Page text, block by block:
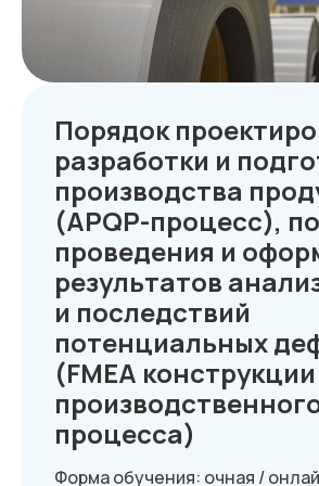
Порядок
разработки и
производства
(APQP-процесс),
проведения и
результатов
и последствий
потенциальных
(FMEA
процесса)
Форма обучения: очная /
Компания
Карьера
Контакты
Медиа
Новости
Блог экспертов
Продукты
Цифровые кадровые
сервисы
Цифровые
бухгалтерские
сервисы
Кадровый учет
Бухгалтерский,
налоговый учет
Управление
командированием
Диагностика
Управление ОЦО
Услуги
Казначейство
Страхование
Поддержка продаж
Среднему бизнесу
Крупному бизнесу
Корпорациям